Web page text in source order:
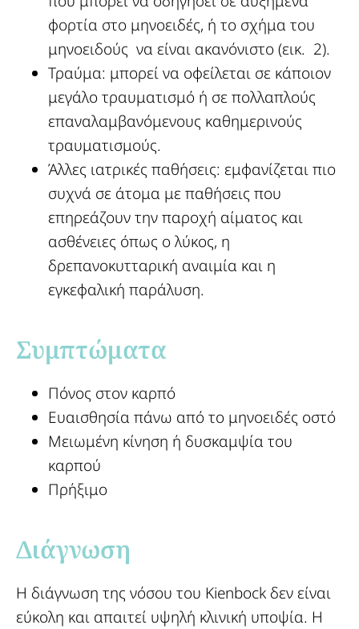
φορτία στο μηνοειδές, ή το σχήμα του
μηνοειδούς να είναι ακανόνιστο (εικ. 2).
Τραύμα: μπορεί να οφείλεται σε κάποιον
μεγάλο τραυματισμό ή σε πολλαπλούς
επαναλαμβανόμενους καθημερινούς
τραυματισμούς.
Άλλες ιατρικές παθήσεις: εμφανίζεται πιο
συχνά σε άτομα με παθήσεις που
επηρεάζουν την παροχή αίματος και
ασθένειες όπως ο λύκος, η
δρεπανοκυτταρική αναιμία και η
εγκεφαλική παράλυση.
Συμπτώματα​
Πόνος στον καρπό
Ευαισθησία πάνω από το μηνοειδές οστό
Μειωμένη κίνηση ή δυσκαμψία του
καρπού
Πρήξιμο
Διάγνωση​
Η διάγνωση της νόσου του Kienbock δεν είναι
εύκολη και απαιτεί υψηλή κλινική υποψία. Η